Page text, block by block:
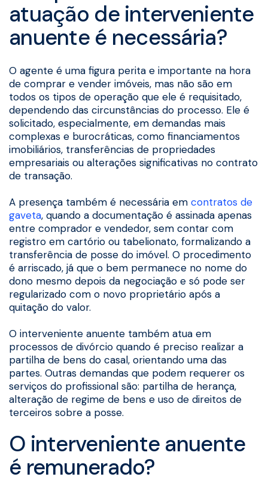
atuação de interveniente
anuente é necessária?
O agente é uma figura perita e importante na hora
de comprar e vender imóveis, mas não são em
todos os tipos de operação que ele é requisitado,
dependendo das circunstâncias do processo. Ele é
solicitado, especialmente, em demandas mais
complexas e burocráticas, como financiamentos
imobiliários, transferências de propriedades
empresariais ou alterações significativas no contrato
de transação.
A presença também é necessária em contratos de
gaveta, quando a documentação é assinada apenas
entre comprador e vendedor, sem contar com
registro em cartório ou tabelionato, formalizando a
transferência de posse do imóvel. O procedimento
é arriscado, já que o bem permanece no nome do
dono mesmo depois da negociação e só pode ser
regularizado com o novo proprietário após a
quitação do valor.
O interveniente anuente também atua em
processos de divórcio quando é preciso realizar a
partilha de bens do casal, orientando uma das
partes. Outras demandas que podem requerer os
serviços do profissional são: partilha de herança,
alteração de regime de bens e uso de direitos de
terceiros sobre a posse.
O interveniente anuente
é remunerado?